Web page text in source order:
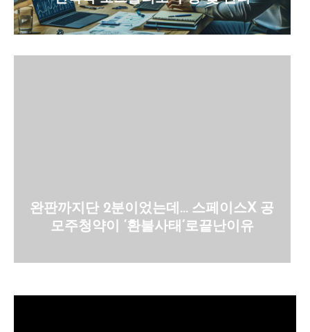
완판까지단 2분이었는데… 스페이스X 공
모주청약이 ‘환불사태’로끝난이유